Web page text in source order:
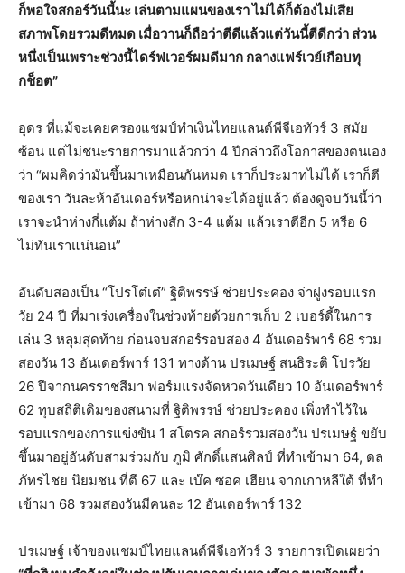
ก็พอใจสกอร์วันนี้นะ เล่นตามแผนของเรา ไม่ได้ก็ต้องไม่เสีย
สภาพโดยรวมดีหมด เมื่อวานก็ถือว่าตีดีแล้วแต่วันนี้ตีดีกว่า ส่วน
หนึ่งเป็นเพราะช่วงนี้ไดร์ฟเวอร์ผมดีมาก กลางแฟร์เวย์เกือบทุ
กช็อต”
อุดร ที่แม้จะเคยครองแชมป์ทำเงินไทยแลนด์พีจีเอทัวร์ 3 สมัย
ซ้อน แต่ไม่ชนะรายการมาแล้วกว่า 4 ปีกล่าวถึงโอกาสของตนเอง
ว่า “ผมคิดว่ามันขึ้นมาเหมือนกันหมด เราก็ประมาทไม่ได้ เราก็ตี
ของเรา วันละห้าอันเดอร์หรือหกน่าจะได้อยู่แล้ว ต้องดูจบวันนี้ว่า
เราจะนำห่างกี่แต้ม ถ้าห่างสัก 3-4 แต้ม แล้วเราตีอีก 5 หรือ 6
ไม่ทันเราแน่นอน”
อันดับสองเป็น “โปรโต๋เต๋” ฐิติพรรษ์ ช่วยประคอง จ่าฝูงรอบแรก
วัย 24 ปี ที่มาเร่งเครื่องในช่วงท้ายด้วยการเก็บ 2 เบอร์ดี้ในการ
เล่น 3 หลุมสุดท้าย ก่อนจบสกอร์รอบสอง 4 อันเดอร์พาร์ 68 รวม
สองวัน 13 อันเดอร์พาร์ 131 ทางด้าน ปรเมษฐ์ สนธิระติ โปรวัย
26 ปีจากนครราชสีมา ฟอร์มแรงจัดหวดวันเดียว 10 อันเดอร์พาร์
62 ทุบสถิติเดิมของสนามที่ ฐิติพรรษ์ ช่วยประคอง เพิ่งทำไว้ใน
รอบแรกของการแข่งขัน 1 สโตรค สกอร์รวมสองวัน ปรเมษฐ์ ขยับ
ขึ้นมาอยู่อันดับสามร่วมกับ ภูมิ ศักดิ์แสนศิลป์ ที่ทำเข้ามา 64, ดล
ภัทรไชย นิยมชน ที่ตี 67 และ เบ๊ค ซอค เฮียน จากเกาหลีใต้ ที่ทำ
เข้ามา 68 รวมสองวันมีคนละ 12 อันเดอร์พาร์ 132
ปรเมษฐ์ เจ้าของแชมป์ไทยแลนด์พีจีเอทัวร์ 3 รายการเปิดเผยว่า